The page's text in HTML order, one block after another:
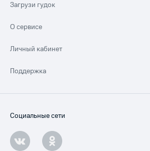
Загрузи гудок
О сервисе
Личный кабинет
Поддержка
Социальные сети